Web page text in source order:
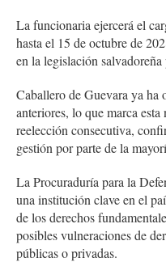
La funcionaria ejercerá el
hasta el 15 de octubre de
en la legislación salvadoreña
Caballero de Guevara ya ha
anteriores, lo que marca
reelección consecutiva,
gestión por parte de la
La Procuraduría para la
una institución clave en el
de los derechos
posibles vulneraciones de
públicas o privadas.